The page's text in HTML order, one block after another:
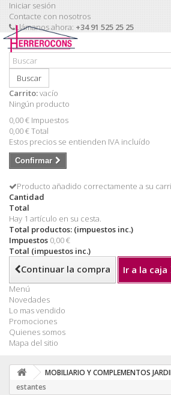
Iniciar sesión
Contacte con nosotros
Llámanos ahora: +34 91 525 25 25
Buscar
Carrito:vacío
Ningún producto
0,00 € Impuestos
0,00 €Total
Estos precios se entienden IVA incluído
Confirmar
Producto añadido correctamente a su
Cantidad
Total
Hay 1 artículo en su cesta.
Total productos: (impuestos inc.)
Impuestos 0,00 €
Total (impuestos inc.)
Continuar la compra Ir a la caja
Menú
Novedades
Lo mas vendido
Promociones
Quienes somos
Mapa del sitio
MOBILIARIO Y COMPLEMENTOS
estantes